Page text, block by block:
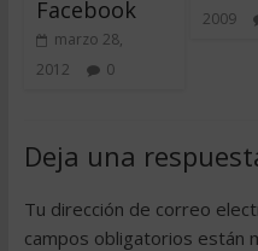
Facebook
marzo 28,
2012
0
2009
Deja una
Tu dirección de correo
campos obligatorios están